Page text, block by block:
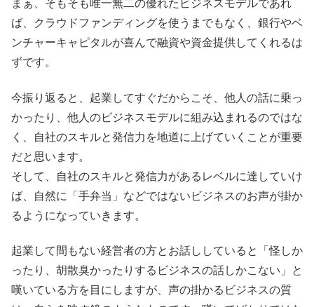
まぁ、そもそも唯一無二の優れたビジネスモデルであれ
ば、クラウドファンディングを使うまでもなく、銀行やベ
ンチャーキャピタルが喜んで融資や資金提供してくれるは
ずです。
今振り返ると、起業してすぐだからこそ、他人の話に乗っ
かったり、他人のビジネスモデルに組み込まれるのではな
く、自社のスキルと発信力を地道に上げていくことが重要
だと思います。
そして、自社のスキルと発信力があるレベルに達していけ
ば、自然に「手弁当」などではないビジネスのお声が掛か
るようになっていきます。
起業して間もない経営者の方とお話ししていると「怪しか
ったり、胡散臭かったりするビジネスの話しかこない」と
嘆いている方を目にしますが、声の掛かるビジネスの質